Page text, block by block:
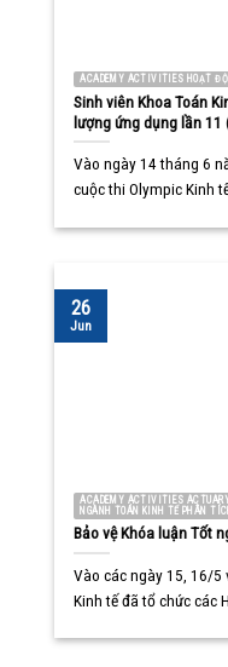
ACADEMY ACTIVITIES HOẠT
Sinh viên Khoa Toán
lượng ứng dụng lần 11
Vào ngày 14 tháng 6
cuộc thi Olympic Kinh
ACADEMY ACTIVITIES
NGÀNH TOÁN KINH TẾ PHÂN
Bảo vệ Khóa luận Tốt
Vào các ngày 15, 16/5
Kinh tế đã tổ chức các
26
Jun